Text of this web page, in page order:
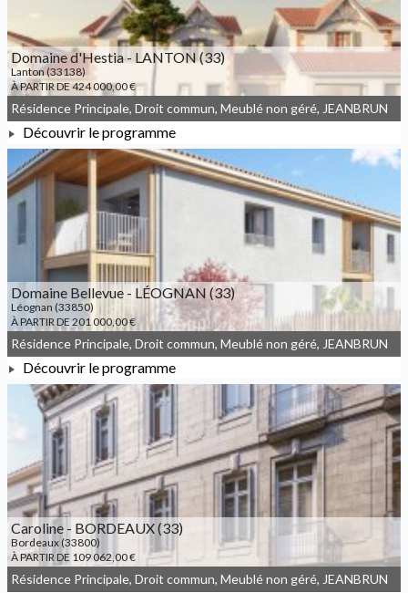
Domaine d'Hestia - LANTON (33)
Lanton (33138)
À PARTIR DE 424 000,00 €
À PARTIR DE 424 000,00 €
Résidence Principale, Droit commun, Meublé non géré, JEANBRUN
Découvrir le programme
Domaine Bellevue - LÉOGNAN (33)
Léognan (33850)
À PARTIR DE 201 000,00 €
À PARTIR DE 201 000,00 €
Résidence Principale, Droit commun, Meublé non géré, JEANBRUN
Découvrir le programme
Caroline - BORDEAUX (33)
Bordeaux (33800)
À PARTIR DE 109 062,00 €
Résidence Principale, Droit commun, Meublé non géré, JEANBRUN